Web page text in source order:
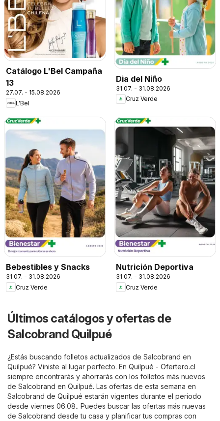
Catálogo L'Bel Campaña
13
27.07. - 15.08.2026
L'Bel
Dia del Niño
31.07. - 31.08.2026
Cruz Verde
Bebestibles y Snacks
31.07. - 31.08.2026
Cruz Verde
Nutrición Deportiva
31.07. - 31.08.2026
Cruz Verde
Últimos catálogos y ofertas de
Salcobrand Quilpué
¿Estás buscando folletos actualizados de Salcobrand en
Quilpué? Viniste al lugar perfecto. En Quilpué - Ofertero.cl
siempre encontrarás y ahorrarás con los folletos más nuevos
de Salcobrand en Quilpué. Las ofertas de esta semana en
Salcobrand de Quilpué estarán vigentes durante el periodo
desde viernes 06.08.. Puedes buscar las ofertas más nuevas
de Salcobrand desde tu casa y planificar tus compras con